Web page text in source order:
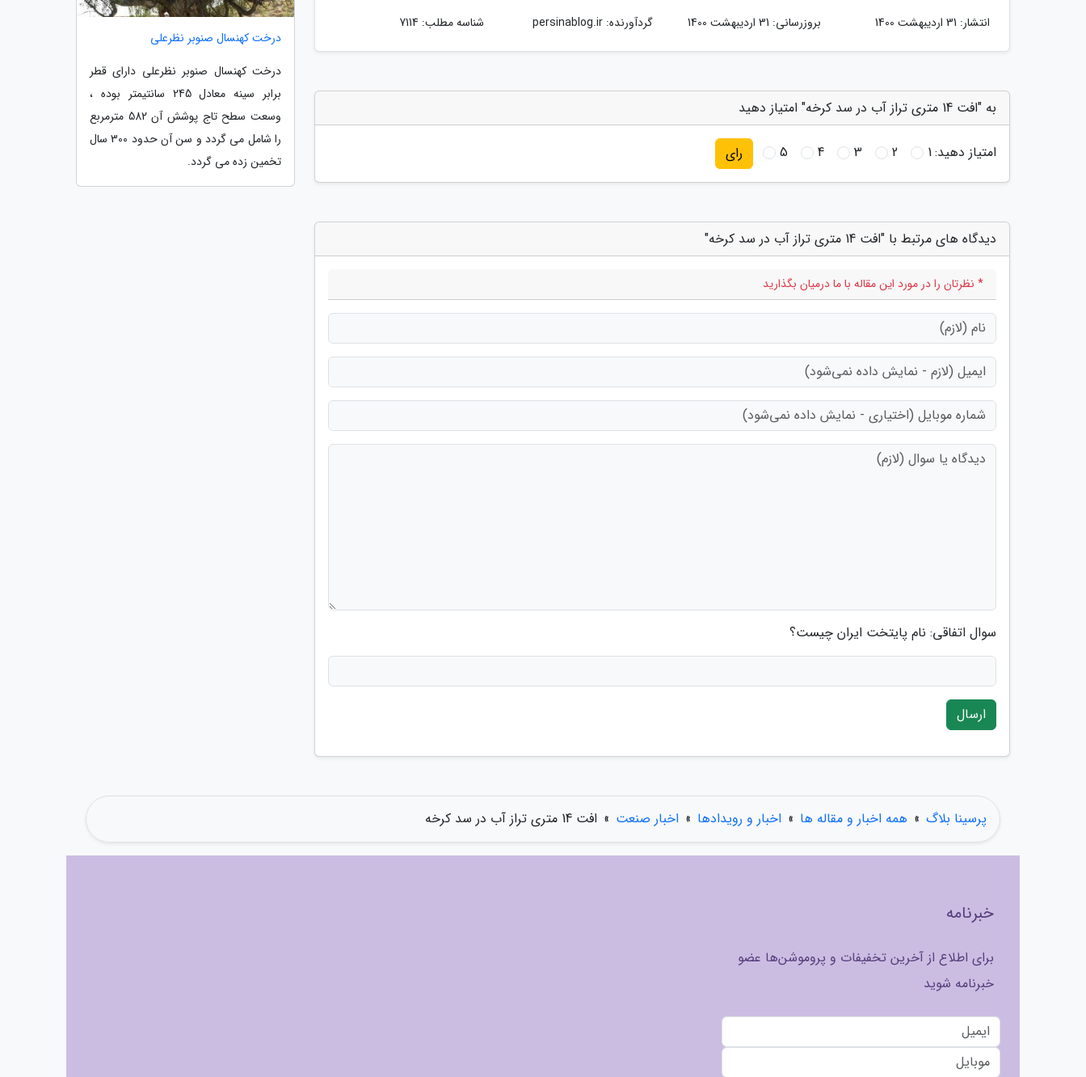
انتشار: 31 اردیبهشت 1400 بروزرسانی: 31 اردیبهشت 1400 گردآورنده:persinablog.ir شناسه مطلب: 7114
به "افت 14 متری تراز آب در سد کرخه" امتیاز دهید
امتیاز دهید:1
2
3
4
5 رای
دیدگاه های مرتبط با "افت 14 متری تراز آب در سد کرخه"
* نظرتان را در مورد این مقاله با ما درمیان بگذارید
سوال اتفاقی: نام پایتخت ایران چیست؟
ارسال
درخت کهنسال صنوبر نظرعلی
درخت کهنسال صنوبر نظرعلی دارای قطر
برابر سینه معادل 245 سانتیمتر بوده ،
وسعت سطح تاج پوشش آن 582 مترمربع
را شامل می گردد و سن آن حدود 300 سال
تخمین زده می گردد.
پرسینا بلاگ » همه اخبار و مقاله ها » اخبار و رویدادها » اخبار صنعت » افت 14 متری تراز آب در سد کرخه
خبرنامه
برای اطلاع از آخرین تخفیفات و پروموشن‌ها عضو
خبرنامه شوید